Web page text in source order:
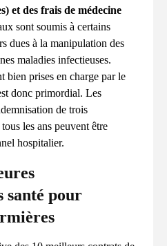
et des frais de médecine
sont soumis à certains
dues à la manipulation des
maladies infectieuses.
bien prises en charge par le
donc primordial. Les
de trois
les ans peuvent être
hospitalier.
santé pour